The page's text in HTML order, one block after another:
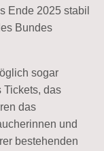
Ende 2025 stabil
Bundes
sogar
Tickets, das
das
und
bestehenden